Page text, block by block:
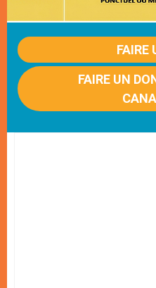
FAIRE
FAIRE UN